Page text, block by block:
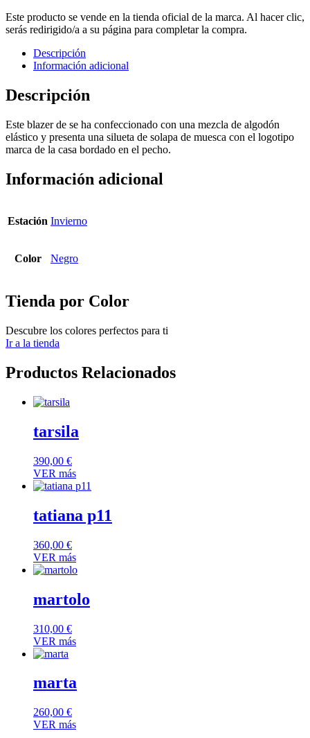
Este producto se vende en la tienda oficial de la marca. Al hacer clic,
serás redirigido/a a su página para completar la compra.
Descripción
Información adicional
Descripción
Este blazer de se ha confeccionado con una mezcla de algodón
elástico y presenta una silueta de solapa de muesca con el logotipo
marca de la casa bordado en el pecho.
Información adicional
Estación Invierno
Color Negro
Tienda por Color
Descubre los colores perfectos para ti
Ir a la tienda
Productos Relacionados
tarsila
390,00 €
VER más
tatiana p11
360,00 €
VER más
martolo
310,00 €
VER más
marta
260,00 €
VER más